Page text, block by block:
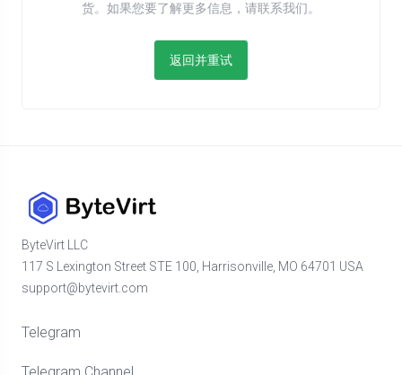
货。如果您要了解更多信息，请联系我们。
返回并重试
ByteVirt LLC
117 S Lexington Street STE 100, Harrisonville, MO 64701 USA
support@bytevirt.com
Telegram